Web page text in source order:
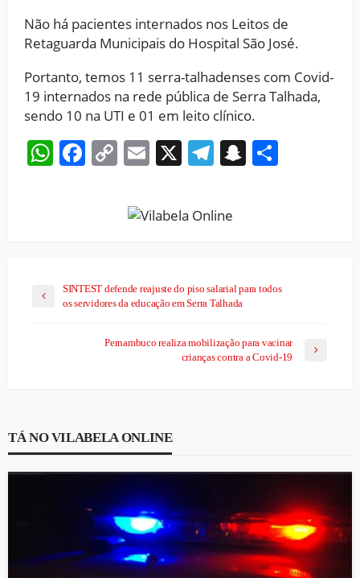
Não há pacientes internados nos Leitos de
Retaguarda Municipais do Hospital São José.
Portanto, temos 11 serra-talhadenses com Covid-
19 internados na rede pública de Serra Talhada,
sendo 10 na UTI e 01 em leito clínico.
WhatsApp
Facebook
CopyEmail
X Telegram
Snapchat
SINTEST defende reajuste do piso salarial para todos
os servidores da educação em Serra Talhada
Pernambuco realiza mobilização para vacinar
crianças contra a Covid-19
TÁ NO VILABELA ONLINE